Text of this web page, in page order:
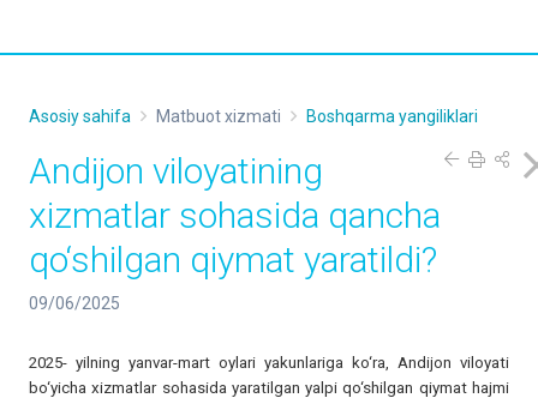
Asosiy sahifa Matbuot xizmati Boshqarma yangiliklari
Andijon viloyatining
xizmatlar sohasida qancha
qo‘shilgan qiymat yaratildi?
09/06/2025
2025- yilning yanvar-mart oylari yakunlariga ko‘ra, Andijon viloyati
bo‘yicha xizmatlar sohasida yaratilgan yalpi qo‘shilgan qiymat hajmi